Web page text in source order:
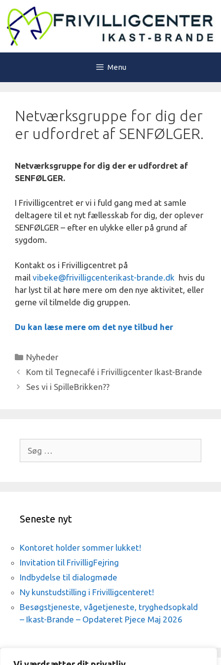
indhold
Menu
Netværksgruppe for dig der
er udfordret af SENFØLGER.
Netværksgruppe for dig der er udfordret af
SENFØLGER.
I Frivilligcentret er vi i fuld gang med at samle
deltagere til et nyt fællesskab for dig, der oplever
SENFØLGER – efter en ulykke eller på grund af
sygdom.
Kontakt os i Frivilligcentret på
mail vibeke@frivilligcenterikast-brande.dk hvis du
har lyst til at høre mere om den nye aktivitet, eller
gerne vil tilmelde dig gruppen.
Du kan læse mere om det nye tilbud her
Kategorier
Nyheder
Kom til Tegnecafé i Frivilligcenter Ikast-Brande
Ses vi i SpilleBrikken??
efter:
Seneste nyt
Kontoret holder sommer lukket!
Invitation til FrivilligFejring
Indbydelse til dialogmøde
Ny kunstudstilling i Frivilligcenteret!
Besøgstjeneste, vågetjeneste, tryghedsopkald
– Ikast-Brande – Opdateret Pjece Maj 2026